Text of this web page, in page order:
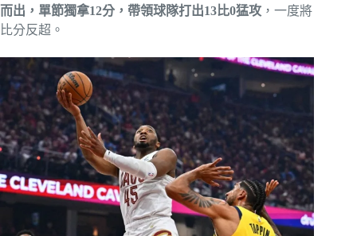
而出，單節獨拿12分，帶領球隊打出13比0猛攻 ，一度將
比分反超。